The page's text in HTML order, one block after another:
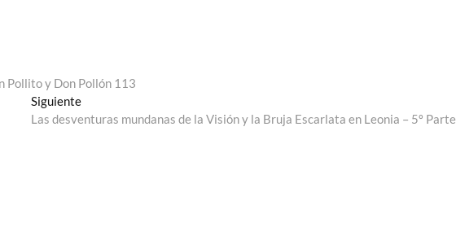
Pollito y Don Pollón 113
SiguienteEntrada
siguiente:
Las desventuras mundanas de la Visión y la Bruja Escarlata en Leonia – 5º Parte